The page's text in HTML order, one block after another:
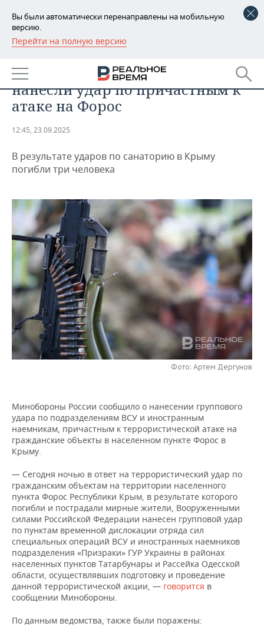
Вы были автоматически перенаправлены на мобильную
версию.
Перейти на полную версию
РЕГИОНЫ
БАШКОРТОСТАН
ТАТАРСТАН
НОВОСТИ
АНАЛИТИКА
ДЕКЛАРАЦИИ О ДОХОДАХ
КОРОЛИ ГОСЗАКАЗА ПФО
ВУЗЫ ТАТАРСТАНА
КОМУ ПРИНАДЛЕЖАТ
ТОРГОВЫЕ ЦЕНТРЫ
ТАТАРСТАНА
НОВОСТИ ЭКОНОМИКИ
ФИНАНСЫ
БАНКИ
БЮДЖЕТ
ИНВЕСТИЦИИ
ПРОМЫШЛЕННОСТЬ
НОВОСТИ
АГРОПРОМ
МАШИНОСТРОЕНИЕ
НЕФТЕХИМИЯ
НЕФТЬ
ОПК
ЭНЕРГЕТИКА
НЕДВИЖИМОСТЬ
НОВОСТИ НЕДВИЖИМОСТИ
АВТО
НОВОСТИ АВТО
БИЗНЕС
НОВОСТИ БИЗНЕСА
РОЗНИЧНАЯ ТОРГОВЛЯ
ТРАНСПОРТ
УСЛУГИ
ТЕХНОЛОГИИ
НОВОСТИ ТЕХНОЛОГИЙ
IT
МЕДИА
МЕРОПРИЯТИЯ
НОВОСТИ МЕРОПРИЯТИЙ
ВЫЕЗДНАЯ РЕДАКЦИЯ
ОТКРЫТАЯ ЛЕКЦИЯ
СПОРТ
НОВОСТИ СПОРТА
БАСКЕТБОЛ
ВОЛЕЙБОЛ
КИБЕРСПОРТ
ФИГУРНОЕ КАТАНИЕ
ВОДНЫЕ ВИДЫ СПОРТА
ХОККЕЙ С МЯЧОМ
ОБЩЕСТВО
ИНФРАСТРУКТУРА
ИСТОРИЯ
КУЛЬТУРА
МЕДИЦИНА
ОБРАЗОВАНИЕ
ПРОИСШЕСТВИЯ
СПРАВОЧНИК
СПИСОК ПЕРСОН
СПИСОК КОМПАНИЙ
ПОЛНАЯ ВЕРСИЯ
Минобороны: российские войска
нанесли удар по причастным к
атаке на Форос
12:45, 23.09.2025
В результате ударов по санаторию в Крыму
погибли три человека
Фото: Артем Дергунов
Минобороны России сообщило о нанесении группового
удара по подразделениям ВСУ и иностранным
наемникам, причастным к террористической атаке на
гражданские объекты в населенном пункте Форос в
Крыму.
— Сегодня ночью в ответ на террористический удар по
гражданским объектам на территории населенного
пункта Форос Республики Крым, в результате которого
погибли и пострадали мирные жители, Вооруженными
силами Российской Федерации нанесен групповой удар
по пунктам временной дислокации отряда сил
специальных операций ВСУ и иностранных наемников
подразделения «Призраки» ГУР Украины в районах
населенных пунктов Татарбунары и Рассейка Одесской
области, осуществлявших подготовку и проведение
данной террористической акции, — говорится в
сообщении Минобороны.
По данным ведомства, также были поражены: